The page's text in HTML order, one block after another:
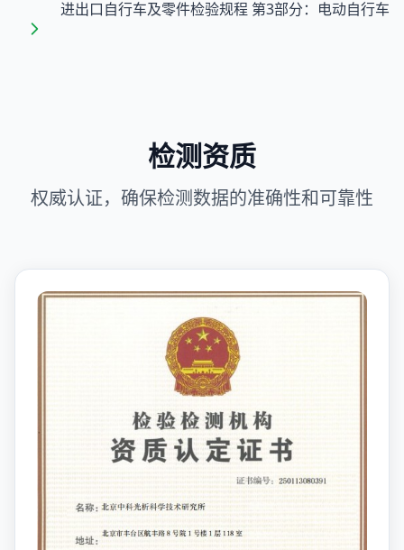
进出口自行车及零件检验规程 第3部分：电动自行车
检测资质
权威认证，确保检测数据的准确性和可靠性